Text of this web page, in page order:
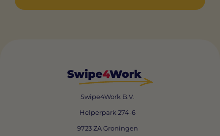
Swipe4Work B.V.
Helperpark 274-6
9723 ZA Groningen